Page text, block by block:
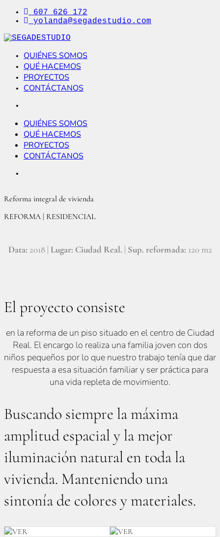
607 626 172
yolanda@segadestudio.com
SEGADESTUDIO
Arquitectura Interior
QUIÉNES SOMOS
QUÉ HACEMOS
PROYECTOS
CONTÁCTANOS
QUIÉNES SOMOS
QUÉ HACEMOS
PROYECTOS
CONTÁCTANOS
Reforma integral de vivienda
REFORMA | RESIDENCIAL
Data: 2018 | Lugar: Ciudad Real. Sup. reformada: 120 m2
El proyecto consiste
en la reforma de un piso situado en el centro de Ciudad
Real. El encargo lo realiza una familia joven con dos
niños pequeños por lo que nuestro trabajo tenía que dar
respuesta a esa situación familiar y ser práctica para
una vida repleta de movimiento.
Buscando siempre la máxima
amplitud espacial y la mejor
iluminación natural en toda la
vivienda. Manteniendo una
sintonía de colores y materiales.